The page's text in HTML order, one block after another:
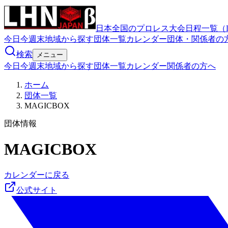
日本全国のプロレス大会日程一覧（
今日 今週末地域から探す団体一覧カレンダー団体・関係者の
検索
メニュー
今日 今週末地域から探す団体一覧カレンダー関係者の方へ
ホーム
団体一覧
MAGICBOX
団体情報
MAGICBOX
カレンダーに戻る
公式サイト